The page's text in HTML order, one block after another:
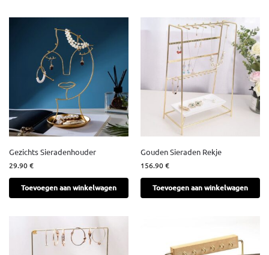
Gezichts Sieradenhouder
29.90€
Toevoegen aan winkelwagen
Gouden Sieraden Rekje
156.90€
Toevoegen aan winkelwagen